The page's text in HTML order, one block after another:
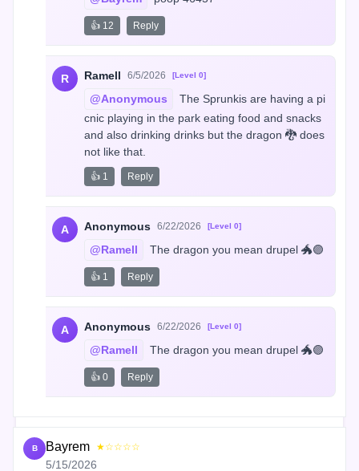
👍 12 Reply
R Ramell 6/5/2026 [Level 0]
@Anonymous
The Sprunkis are having a pi
cnic playing in the park eating food and snacks
and also drinking drinks but the dragon 🐉 does
not like that.
👍 1 Reply
A Anonymous 6/22/2026 [Level 0]
@Ramell The dragon you mean drupel 🐲🟣
👍 1 Reply
A Anonymous 6/22/2026 [Level 0]
@Ramell The dragon you mean drupel 🐲🟣
👍 0 Reply
B Bayrem ★☆☆☆☆
5/15/2026